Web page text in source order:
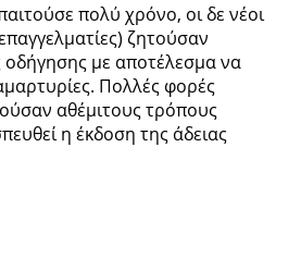
πολύ χρόνο, οι δε νέοι
ζητούσαν
οδήγησης με αποτέλεσμα να
Πολλές φορές
αθέμιτους τρόπους
η έκδοση της άδειας